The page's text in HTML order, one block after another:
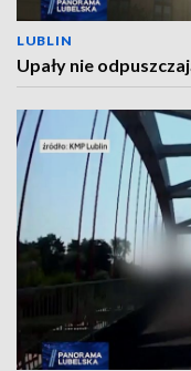
LUBLIN
Upały nie